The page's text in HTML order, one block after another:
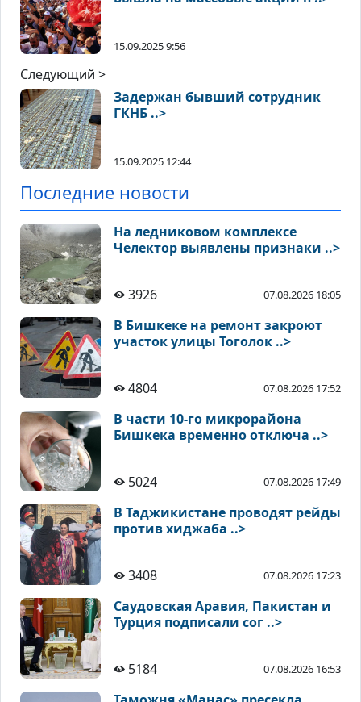
15.09.2025 9:56
Следующий >
Задержан бывший сотрудник
ГКНБ ..>
15.09.2025 12:44
Последние новости
На ледниковом комплексе
Челектор выявлены признаки ..>
3926 07.08.2026 18:05
В Бишкеке на ремонт закроют
участок улицы Тоголок ..>
4804 07.08.2026 17:52
В части 10-го микрорайона
Бишкека временно отключа ..>
5024 07.08.2026 17:49
В Таджикистане проводят рейды
против хиджаба ..>
3408 07.08.2026 17:23
Саудовская Аравия, Пакистан и
Турция подписали сог ..>
5184 07.08.2026 16:53